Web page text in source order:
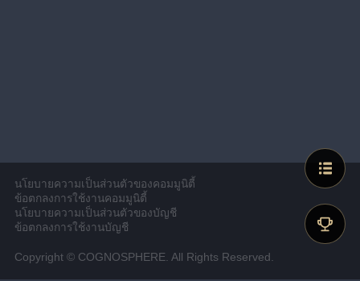
นโยบายความเป็นส่วนตัวของคอมมูนิตี้
ข้อตกลงการใช้งานคอมมูนิตี้
นโยบายความเป็นส่วนตัวของบัญชี
ข้อตกลงการใช้งานบัญชี
Copyright © COGNOSPHERE. All Rights Reserved.